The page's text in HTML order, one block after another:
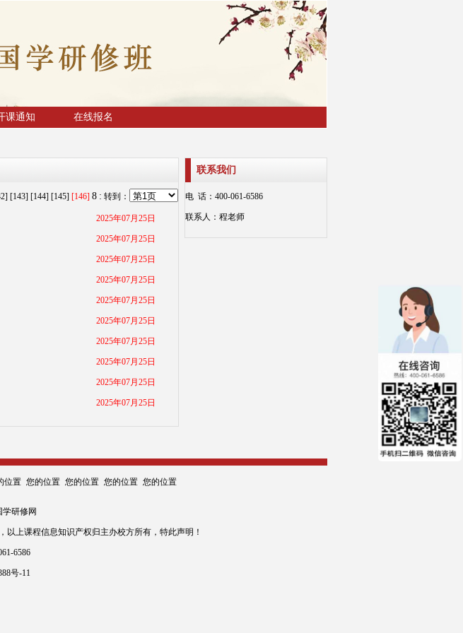
课通知 在线报名
[143] [144] [145] [146] 8 : 转到：
2025年07月25日
2025年07月25日
2025年07月25日
2025年07月25日
2025年07月25日
2025年07月25日
2025年07月25日
2025年07月25日
2025年07月25日
2025年07月25日
联系我们
电 话：400-061-6586
联系人：程老师
位置 您的位置 您的位置 您的位置 您的位置
学研修网
上课程信息知识产权归主办校方所有，特此声明！
6586
号-11